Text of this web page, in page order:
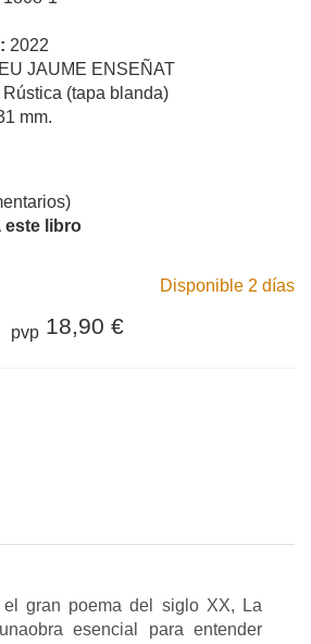
2022
JAUME ENSEÑAT
Rústica (tapa blanda)
mm.
este libro
Disponible 2 días
pvp 18,90 €
gran poema del siglo XX, La
esencial para entender